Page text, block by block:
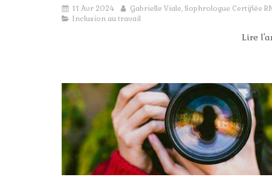
11 Avr 2024
Gabrielle Viale, Sophrologue Certifiée
Inclusion au travail
Lire